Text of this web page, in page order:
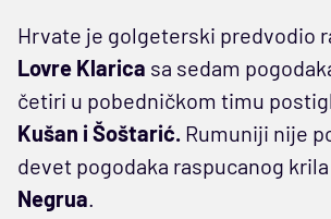
Hrvate je golgeterski predvodio
Lovre Klarica sa sedam
četiri u pobedničkom timu
Kušan i Šoštarić. Rumuniji nije
devet pogodaka raspucanog krila
Negrua.